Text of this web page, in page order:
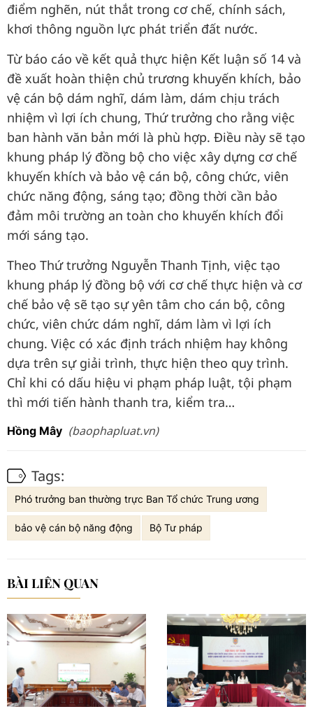
điểm nghẽn, nút thắt trong cơ chế, chính sách,
khơi thông nguồn lực phát triển đất nước.
Từ báo cáo về kết quả thực hiện Kết luận số 14 và
đề xuất hoàn thiện chủ trương khuyến khích, bảo
vệ cán bộ dám nghĩ, dám làm, dám chịu trách
nhiệm vì lợi ích chung, Thứ trưởng cho rằng việc
ban hành văn bản mới là phù hợp. Điều này sẽ tạo
khung pháp lý đồng bộ cho việc xây dựng cơ chế
khuyến khích và bảo vệ cán bộ, công chức, viên
chức năng động, sáng tạo; đồng thời cần bảo
đảm môi trường an toàn cho khuyến khích đổi
mới sáng tạo.
Theo Thứ trưởng Nguyễn Thanh Tịnh, việc tạo
khung pháp lý đồng bộ với cơ chế thực hiện và cơ
chế bảo vệ sẽ tạo sự yên tâm cho cán bộ, công
chức, viên chức dám nghĩ, dám làm vì lợi ích
chung. Việc có xác định trách nhiệm hay không
dựa trên sự giải trình, thực hiện theo quy trình.
Chỉ khi có dấu hiệu vi phạm pháp luật, tội phạm
thì mới tiến hành thanh tra, kiểm tra…
Hồng Mây (baophapluat.vn)
Tags:
Phó trưởng ban thường trực Ban Tổ chức Trung ương
bảo vệ cán bộ năng động Bộ Tư pháp
BÀI LIÊN QUAN